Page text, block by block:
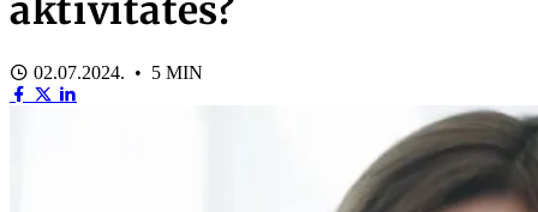
aktivitātes?
02.07.2024. • 5 MIN